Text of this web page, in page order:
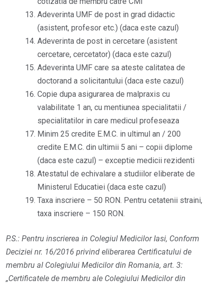
Adeverinta UMF de post in grad didactic
(asistent, profesor etc.) (daca este cazul)
Adeverinta de post in cercetare (asistent
cercetare, cercetator) (daca este cazul)
Adeverinta UMF care sa ateste calitatea de
doctorand a solicitantului (daca este cazul)
Copie dupa asigurarea de malpraxis cu
valabilitate 1 an, cu mentiunea specialitatii /
specialitatilor in care medicul profeseaza
Minim 25 credite E.M.C. in ultimul an / 200
credite E.M.C. din ultimii 5 ani – copii diplome
(daca este cazul) – exceptie medicii rezidenti
Atestatul de echivalare a studiilor eliberate de
Ministerul Educatiei (daca este cazul)
Taxa inscriere – 50 RON. Pentru cetatenii straini,
taxa inscriere – 150 RON.
P.S.: Pentru inscrierea in Colegiul Medicilor Iasi, Conform
Deciziei nr. 16/2016 privind eliberarea Certificatului de
membru al Colegiului Medicilor din Romania, art. 3:
„Certificatele de membru ale Colegiului Medicilor din